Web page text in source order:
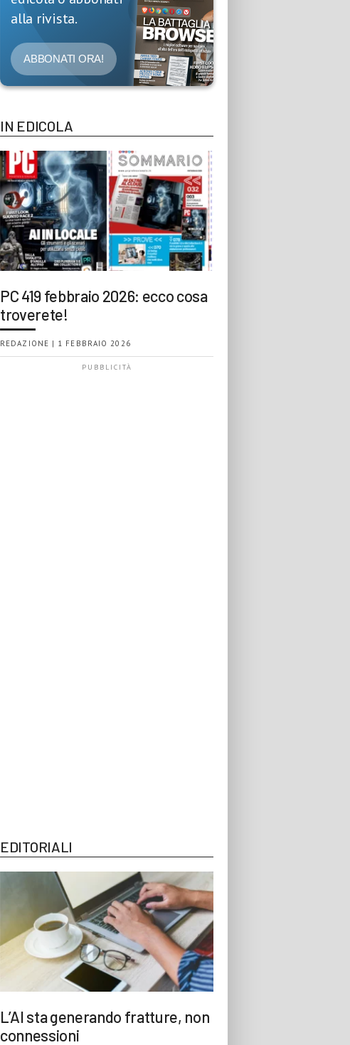
alla rivista.
ABBONATI ORA!
IN EDICOLA
PC 419 febbraio 2026: ecco cosa
troverete!
REDAZIONE | 1 FEBBRAIO 2026
EDITORIALI
L’AI sta generando fratture, non
connessioni